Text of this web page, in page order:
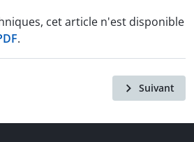
cet article n'est disponible
.
Suivant